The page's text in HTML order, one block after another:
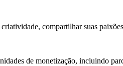
compartilhar suas
de monetização, incluindo